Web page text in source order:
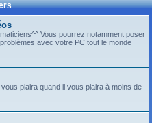
Vous pourrez notamment poser
avec votre PC tout le monde
plaira quand il vous plaira à moins de